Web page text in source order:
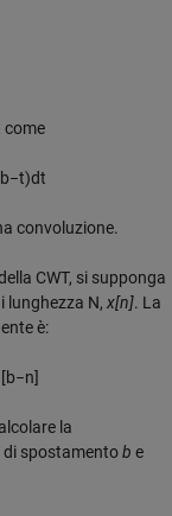
come
b−t)dt
convoluzione.
CWT, si supponga
lunghezza N, x[n]. La
è:
[b−n]
la
di spostamentob e